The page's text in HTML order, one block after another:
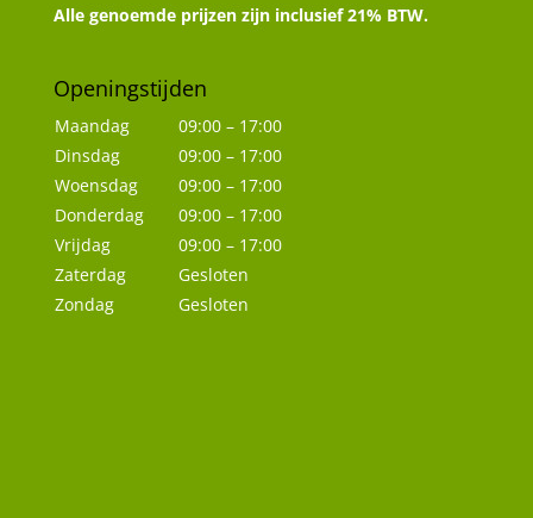
Alle genoemde prijzen zijn inclusief 21% BTW.
Openingstijden
Maandag
09:00 – 17:00
Dinsdag
09:00 – 17:00
Woensdag
09:00 – 17:00
Donderdag
09:00 – 17:00
Vrijdag
09:00 – 17:00
Zaterdag
Gesloten
Zondag
Gesloten